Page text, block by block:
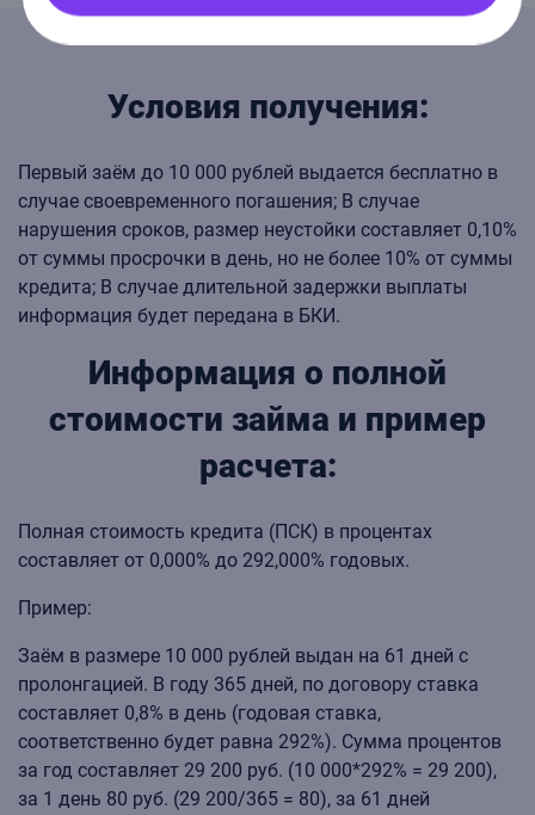
Условия получения:
Первый заём до 10 000 рублей выдается бесплатно в
случае своевременного погашения; В случае
нарушения сроков, размер неустойки составляет 0,10%
от суммы просрочки в день, но не более 10% от суммы
кредита; В случае длительной задержки выплаты
информация будет передана в БКИ.
Информация о полной
стоимости займа и пример
расчета:
Полная стоимость кредита (ПСК) в процентах
составляет от 0,000% до 292,000% годовых.
Пример:
Заём в размере 10 000 рублей выдан на 61 дней с
пролонгацией. В году 365 дней, по договору ставка
составляет 0,8% в день (годовая ставка,
соответственно будет равна 292%). Сумма процентов
за год составляет 29 200 руб. (10 000*292% = 29 200),
за 1 день 80 руб. (29 200/365 = 80), за 61 дней